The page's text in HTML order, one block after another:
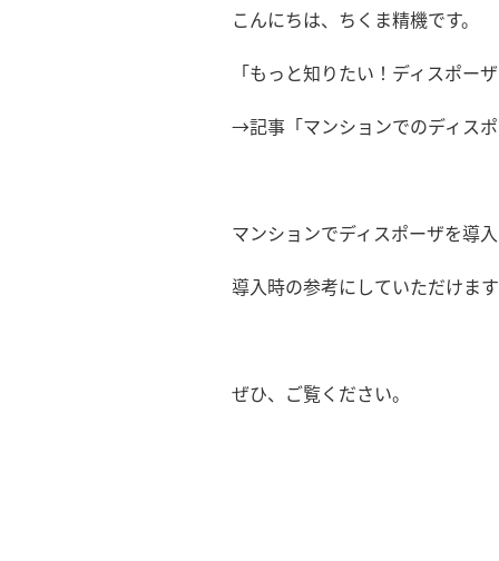
こんにちは、ちくま精機です。
「もっと知りたい！ディスポー
→記事「マンションでのディス
マンションでディスポーザを導
導入時の参考にしていただけま
ぜひ、ご覧ください。